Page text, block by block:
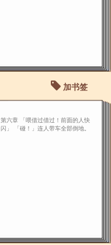
加书签
第六章 「喂借过借过！前面的人快
闪」 「碰！」连人带车全部倒地。